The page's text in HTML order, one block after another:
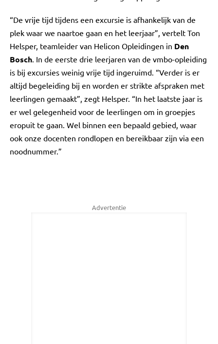
“De vrije tijd tijdens een excursie is afhankelijk van de
plek waar we naartoe gaan en het leerjaar”, vertelt Ton
Helsper, teamleider van Helicon Opleidingen in Den
Bosch. In de eerste drie leerjaren van de vmbo-opleiding
is bij excursies weinig vrije tijd ingeruimd. “Verder is er
altijd begeleiding bij en worden er strikte afspraken met
leerlingen gemaakt”, zegt Helsper. “In het laatste jaar is
er wel gelegenheid voor de leerlingen om in groepjes
eropuit te gaan. Wel binnen een bepaald gebied, waar
ook onze docenten rondlopen en bereikbaar zijn via een
noodnummer.”
Advertentie